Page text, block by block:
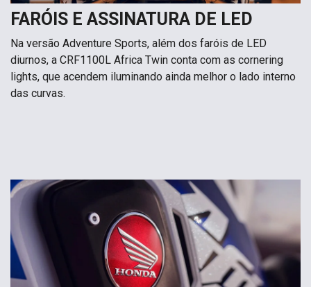
FARÓIS E ASSINATURA DE LED
Na versão Adventure Sports, além dos faróis de LED
diurnos, a CRF1100L Africa Twin conta com as cornering
lights, que acendem iluminando ainda melhor o lado interno
das curvas.